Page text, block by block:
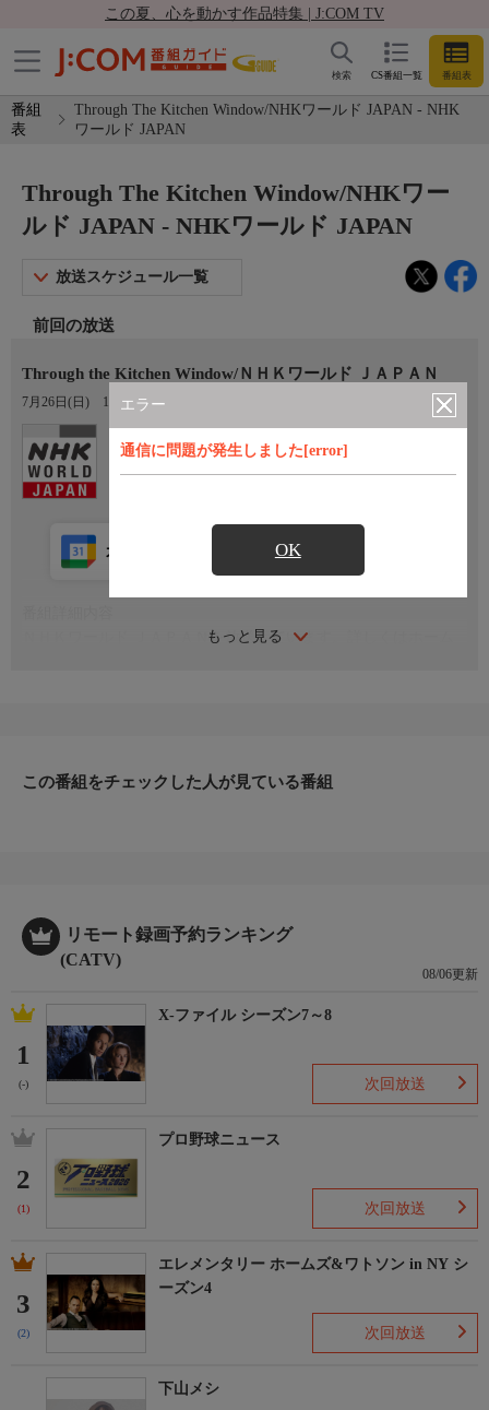
この夏、心を動かす作品特集 | J:COM TV
CS番組一覧 番組表
検索
番組
表
Through The Kitchen Window/NHKワールド JAPAN - NHK
ワールド JAPAN
エラー
通信に問題が発生しました[error]
OK
Through The Kitchen Window/NHKワー
ルド JAPAN - NHKワールド JAPAN
放送スケジュール一覧
前回の放送
Through the Kitchen Window/ＮＨＫワールド ＪＡＰＡＮ
7月26日(日) 14:10〜14:25
NHKワールド JAPAN
もっと見る
カレンダー登録 アプリ視聴
ＮＨＫワールド ＪＡＰＡＮを放送しています。詳しくはホーム
この番組をチェックした人が見ている番組
リモート録画予約ランキング
(CATV)
08/06更新
1
(-)
X-ファイル シーズン7～8
次回放送
2
(1)
プロ野球ニュース
次回放送
3
(2)
エレメンタリー ホームズ&ワトソン in NY シ
ーズン4
次回放送
下山メシ